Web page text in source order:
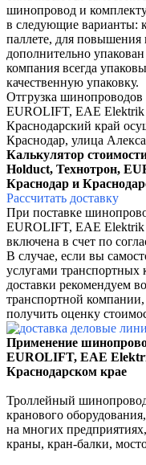
шинопровод и
в следующие варианты:
паллете, для
дополнительно
компания всегда
качественную упаковку.
Отгрузка
EUROLIFT, EAE Elektrik
Краснодарский край
Краснодар, улица
Калькулятор
Holduct, Технотрон,
Краснодар и
Рассчитать доставку
При поставке
EUROLIFT, EAE Elektrik
включена в счет по
В случае, если вы
услугами транспортных
доставки рекомендуем
транспортной
получить оценку
Применение
EUROLIFT, EAE
Краснодарском крае
Троллейный шинопровод
кранового
на многих
краны, кран-балки,